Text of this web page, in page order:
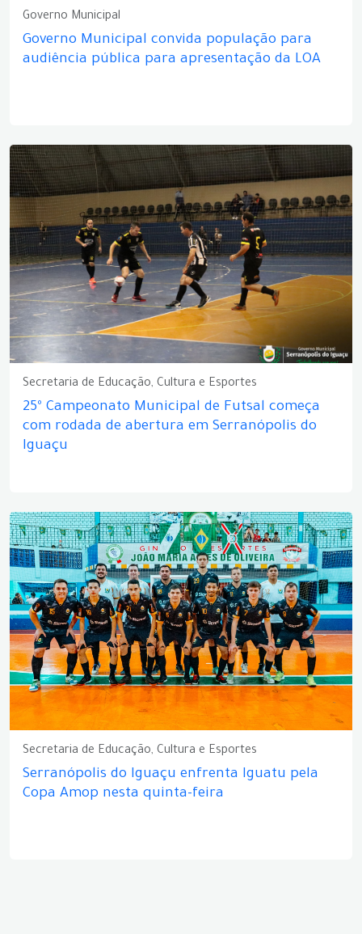
Governo Municipal
Governo Municipal convida população para
audiência pública para apresentação da LOA
Secretaria de Educação, Cultura e Esportes
25º Campeonato Municipal de Futsal começa
com rodada de abertura em Serranópolis do
Iguaçu
Secretaria de Educação, Cultura e Esportes
Serranópolis do Iguaçu enfrenta Iguatu pela
Copa Amop nesta quinta-feira